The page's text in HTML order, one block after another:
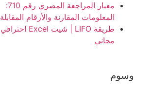
معيار المراجعة المصري رقم 710:
المعلومات المقارنة والأرقام المقابلة
طريقة LIFO | شيت Excel احترافي
مجاني
وسوم